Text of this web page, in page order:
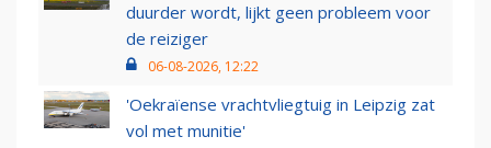
duurder wordt, lijkt geen probleem voor
de reiziger
06-08-2026, 12:22
'Oekraïense vrachtvliegtuig in Leipzig zat
vol met munitie'